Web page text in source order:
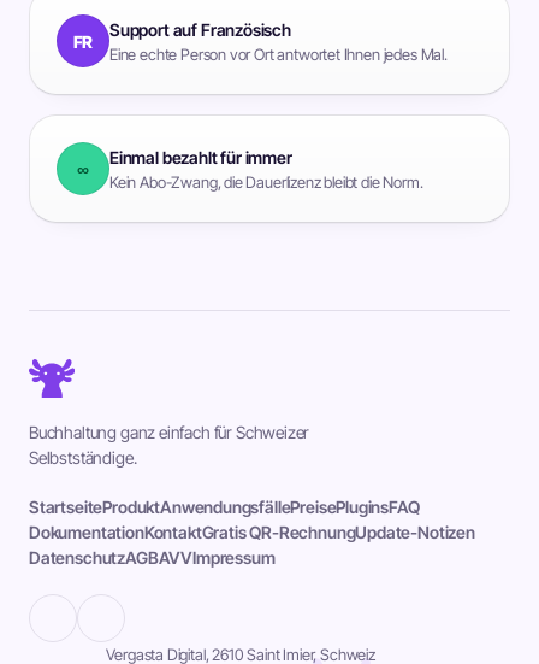
FR
Support auf Französisch
Eine echte Person vor Ort antwortet Ihnen jedes Mal.
∞
Einmal bezahlt für immer
Kein Abo-Zwang, die Dauerlizenz bleibt die Norm.
Buchhaltung ganz einfach für Schweizer
Selbstständige.
StartseiteProduktAnwendungsfällePreisePluginsFAQ
DokumentationKontaktGratis QR-RechnungUpdate-Notizen
DatenschutzAGBAVVImpressum
Vergasta Digital, 2610 Saint Imier, Schweiz